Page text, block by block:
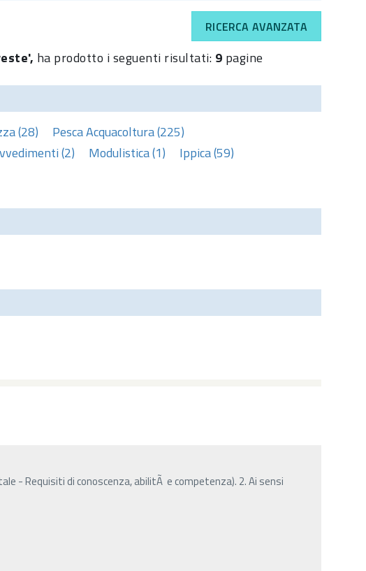
RICERCA AVANZATA
ha prodotto i seguenti risultati: 9 pagine
(28)
Pesca Acquacoltura (225)
(2) Modulistica (1)
Ippica (59)
- Requisiti di conoscenza, abilitÃ e competenza). 2. Ai sensi